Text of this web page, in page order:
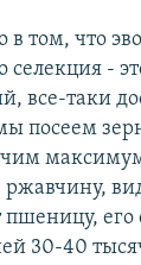
в том, что
селекция -
все-таки
посеем
его
30-40